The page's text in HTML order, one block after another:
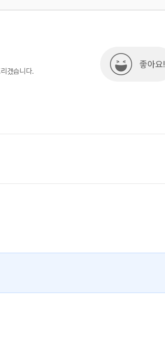
겠습니다.
좋아요!